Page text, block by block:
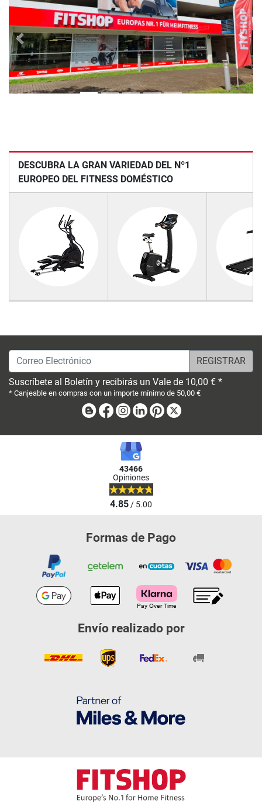
Previous Next
DESCUBRA LA GRAN VARIEDAD DEL Nº1
EUROPEO DEL FITNESS DOMÉSTICO
Correo Electrónico
Suscríbete al Boletín y recibirás un Vale de 10,00 € *
* Canjeable en compras con un importe mínimo de 50,00 €
BlogFacebook
Instagram
LinkedinPinterest
43466
Opiniones
4.85/ 5.00
Formas de Pago
Envío realizado por